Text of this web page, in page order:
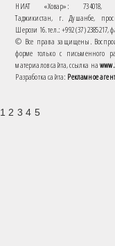
НИАТ «Ховар»: 734018,
Таджикистан, г. Душанбе,
Шерози 16. тел.: +992 (37) 2385217,
© Все права защищены.
форме только с письменного
материалов сайта, ссылка на
Разработка сайта: Рекламное
1 2 3 4 5